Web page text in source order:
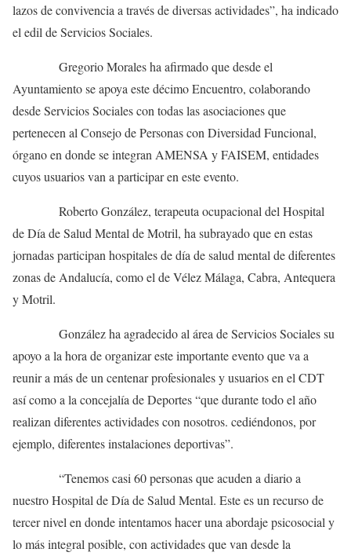
lazos de convivencia a través de diversas actividades”, ha indicado
el edil de Servicios Sociales.
Gregorio Morales ha afirmado que desde el
Ayuntamiento se apoya este décimo Encuentro, colaborando
desde Servicios Sociales con todas las asociaciones que
pertenecen al Consejo de Personas con Diversidad Funcional,
órgano en donde se integran AMENSA y FAISEM, entidades
cuyos usuarios van a participar en este evento.
Roberto González, terapeuta ocupacional del Hospital
de Día de Salud Mental de Motril, ha subrayado que en estas
jornadas participan hospitales de día de salud mental de diferentes
zonas de Andalucía, como el de Vélez Málaga, Cabra, Antequera
y Motril.
González ha agradecido al área de Servicios Sociales su
apoyo a la hora de organizar este importante evento que va a
reunir a más de un centenar profesionales y usuarios en el CDT
así como a la concejalía de Deportes “que durante todo el año
realizan diferentes actividades con nosotros. cediéndonos, por
ejemplo, diferentes instalaciones deportivas”.
“Tenemos casi 60 personas que acuden a diario a
nuestro Hospital de Día de Salud Mental. Este es un recurso de
tercer nivel en donde intentamos hacer una abordaje psicosocial y
lo más integral posible, con actividades que van desde la